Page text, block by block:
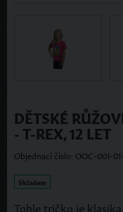
DĚTSKÉ
- T-REX, 12 LET
Objednací číslo: OOC-001-
Skladem
Tohle tričko je